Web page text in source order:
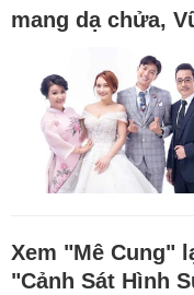
mang dạ chửa,
Xem "Mê Cung"
"Cảnh Sát Hình